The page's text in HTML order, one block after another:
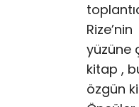
yüzüne
kitap ,
özgün